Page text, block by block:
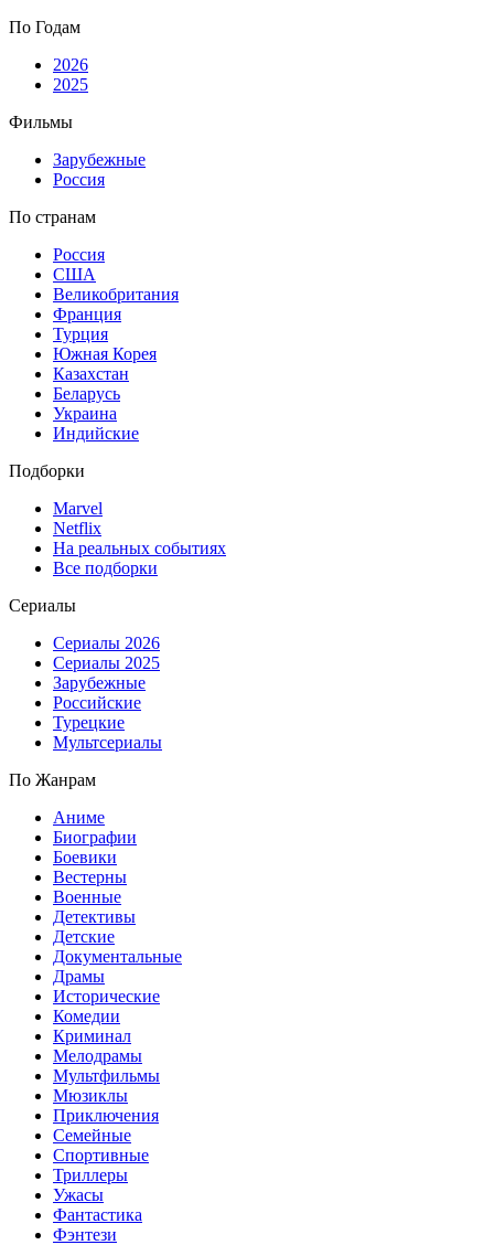
По Годам
2026
2025
Фильмы
Зарубежные
Россия
По странам
Россия
США
Великобритания
Франция
Турция
Южная Корея
Казахстан
Беларусь
Украина
Индийские
Подборки
Marvel
Netflix
На реальных событиях
Все подборки
Сериалы
Сериалы 2026
Сериалы 2025
Зарубежные
Российские
Турецкие
Мультсериалы
По Жанрам
Аниме
Биографии
Боевики
Вестерны
Военные
Детективы
Детские
Документальные
Драмы
Исторические
Комедии
Криминал
Мелодрамы
Мультфильмы
Мюзиклы
Приключения
Семейные
Спортивные
Триллеры
Ужасы
Фантастика
Фэнтези